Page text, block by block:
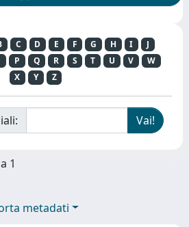
C D E F G H I
J
P Q R S T U V
W
X
Y Z
1
metadati